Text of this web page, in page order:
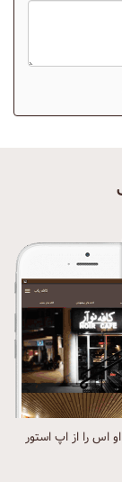
او اس را از اپ استور